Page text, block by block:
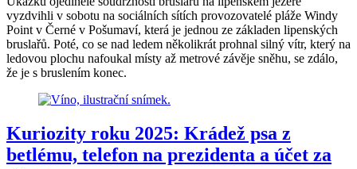
vyzdvihli v sobotu na sociálních sítích provozovatelé pláže Windy
Point v Černé v Pošumaví, která je jednou ze základen lipenských
bruslařů. Poté, co se nad ledem několikrát prohnal silný vítr, který na
ledovou plochu nafoukal místy až metrové závěje sněhu, se zdálo,
že je s bruslením konec.
Kuriozity roku 2025: Krádež psa z
betlému, telefon na prezidenta a účet za